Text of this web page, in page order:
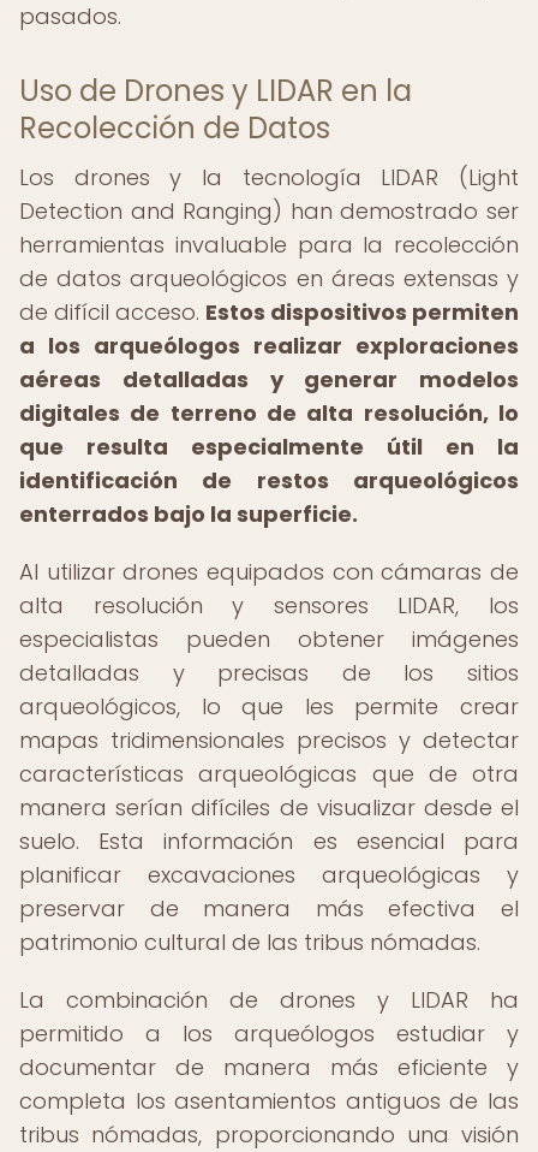
pasados.
Uso de Drones y LIDAR en la
Recolección de Datos
Los drones y la tecnología LIDAR (Light
Detection and Ranging) han demostrado ser
herramientas invaluable para la recolección
de datos arqueológicos en áreas extensas y
de difícil acceso. Estos dispositivos permiten
a los arqueólogos realizar exploraciones
aéreas detalladas y generar modelos
digitales de terreno de alta resolución, lo
que resulta especialmente útil en la
identificación de restos arqueológicos
enterrados bajo la superficie.
Al utilizar drones equipados con cámaras de
alta resolución y sensores LIDAR, los
especialistas pueden obtener imágenes
detalladas y precisas de los sitios
arqueológicos, lo que les permite crear
mapas tridimensionales precisos y detectar
características arqueológicas que de otra
manera serían difíciles de visualizar desde el
suelo. Esta información es esencial para
planificar excavaciones arqueológicas y
preservar de manera más efectiva el
patrimonio cultural de las tribus nómadas.
La combinación de drones y LIDAR ha
permitido a los arqueólogos estudiar y
documentar de manera más eficiente y
completa los asentamientos antiguos de las
tribus nómadas, proporcionando una visión